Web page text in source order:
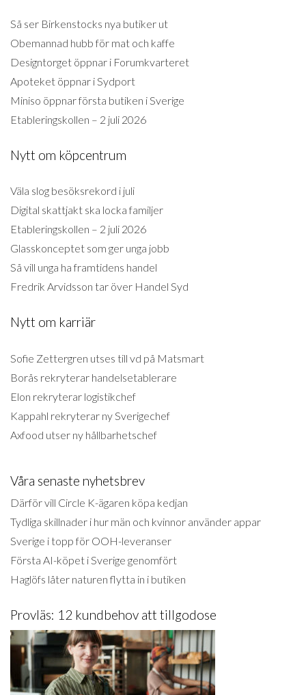
Så ser Birkenstocks nya butiker ut
Obemannad hubb för mat och kaffe
Designtorget öppnar i Forumkvarteret
Apoteket öppnar i Sydport
Miniso öppnar första butiken i Sverige
Etableringskollen – 2 juli 2026
Nytt om köpcentrum
Väla slog besöksrekord i juli
Digital skattjakt ska locka familjer
Etableringskollen – 2 juli 2026
Glasskonceptet som ger unga jobb
Så vill unga ha framtidens handel
Fredrik Arvidsson tar över Handel Syd
Nytt om karriär
Sofie Zettergren utses till vd på Matsmart
Borås rekryterar handelsetablerare
Elon rekryterar logistikchef
Kappahl rekryterar ny Sverigechef
Axfood utser ny hållbarhetschef
Våra senaste nyhetsbrev
Därför vill Circle K-ägaren köpa kedjan
Tydliga skillnader i hur män och kvinnor använder appar
Sverige i topp för OOH-leveranser
Första AI-köpet i Sverige genomfört
Haglöfs låter naturen flytta in i butiken
Provläs: 12 kundbehov att tillgodose